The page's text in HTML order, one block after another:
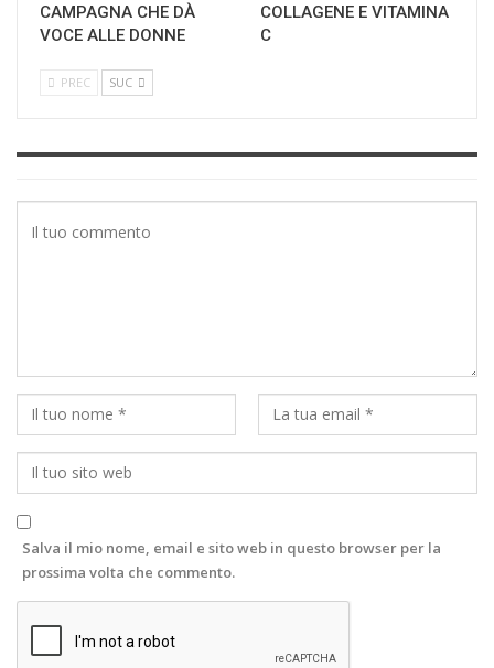
CAMPAGNA CHE DÀ
VOCE ALLE DONNE
COLLAGENE E VITAMINA
C
PREC SUC
Salva il mio nome, email e sito web in questo browser per la
prossima volta che commento.